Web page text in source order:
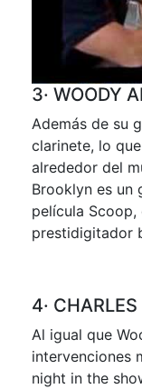
3· WOODY
Además de su
clarinete, lo
alrededor del
Brooklyn es un
película
prestidigitador
4·
Al igual que
intervenciones
night in the